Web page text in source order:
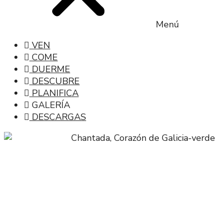
Menú
VEN
COME
DUERME
DESCUBRE
PLANIFICA
GALERÍA
DESCARGAS